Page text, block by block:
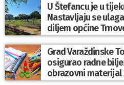
U Štefancu je u
Nastavljaju se
diljem općine
Grad Varaždinske
osigurao radne
obrazovni